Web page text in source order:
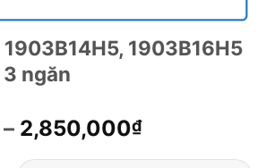
1903B16H5
ngăn
2,850,000₫